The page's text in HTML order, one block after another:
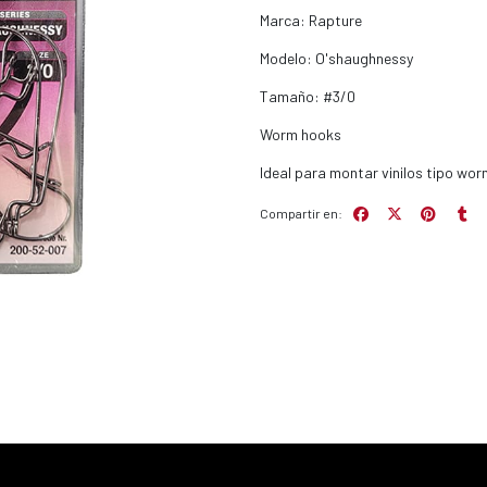
Marca: Rapture
Modelo: O'shaughnessy
Tamaño: #3/0
Worm hooks
Ideal para montar vinilos tipo
Compartir en: